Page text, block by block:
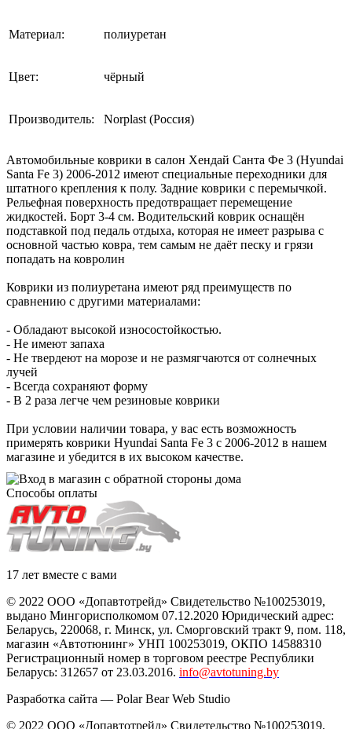
Материал: полиуретан
Цвет: чёрный
Производитель: Norplast (Россия)
Автомобильные коврики в салон Хендай Санта Фе 3 (Hyundai
Santa Fe 3) 2006-2012 имеют специальные переходники для
штатного крепления к полу. Задние коврики с перемычкой.
Рельефная поверхность предотвращает перемещение
жидкостей. Борт 3-4 см. Водительский коврик оснащён
подставкой под педаль отдыха, которая не имеет разрыва с
основной частью ковра, тем самым не даёт песку и грязи
попадать на ковролин
Коврики из полиуретана имеют ряд преимуществ по
сравнению с другими материалами:
- Обладают высокой износостойкостью.
- Не имеют запаха
- Не твердеют на морозе и не размягчаются от солнечных
лучей
- Всегда сохраняют форму
- В 2 раза легче чем резиновые коврики
При условии наличии товара, у вас есть возможность
примерять коврики Hyundai Santa Fe 3 с 2006-2012 в нашем
магазине и убедится в их высоком качестве.
Способы оплаты
17 лет вместе с вами
© 2022 ООО «Допавтотрейд» Свидетельство №100253019,
выдано Мингорисполкомом 07.12.2020 Юридический адрес:
Беларусь, 220068, г. Минск, ул. Сморговский тракт 9, пом. 118,
магазин «Автотюнинг» УНП 100253019, ОКПО 14588310
Регистрационный номер в торговом реестре Республики
Беларусь: 312657 от 23.03.2016. info@avtotuning.by
Разработка сайта — Polar Bear Web Studio
© 2022 ООО «Допавтотрейд» Свидетельство №100253019,